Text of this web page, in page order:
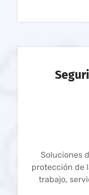
Soluciones
protección de
trabajo,